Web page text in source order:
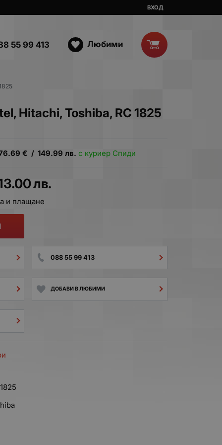
ВХОД
55 99 413 Любими
Hitachi, Toshiba, RC 1825
€ / 149.99 лв. с куриер Спиди
лв.
и плащане
088 55 99 413
ДОБАВИ В ЛЮБИМИ